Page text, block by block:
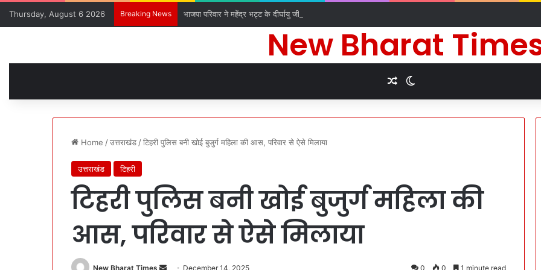
Thursday, August 6 2026 Breaking News भाजपा परिवार ने महेंद्र भट्ट के दीर्घायु जीवन की कामना के लिए किए धार्मिक अनुष्ठान
New Bharat
Random Article
Home /उत्तराखंड /टिहरी पुलिस बनी खोई बुजुर्ग महिला की आस, परिवार से ऐसे मिलाया
उत्तराखंड टिहरी
टिहरी पुलिस बनी खोई बुजुर्ग महिला की
आस, परिवार से ऐसे मिलाया
New Bharat Times December 14, 2025 0 0 1 minute read